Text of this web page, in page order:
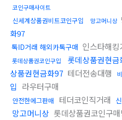
코인구매사이트
신세계상품권비트코인구입 망고머니상
화97
톡ID거래 해외카톡구매 인스타해킹
롯데상품권코인구입 롯데상품권현
상품권현금화97 테더전송대행
입 라우터구매
안전한에그판매 테더코인직거래
망고머니상 롯데상품권코인구